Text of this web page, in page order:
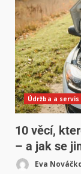
Údržba a servis
10 věcí,
– a jak se
Eva